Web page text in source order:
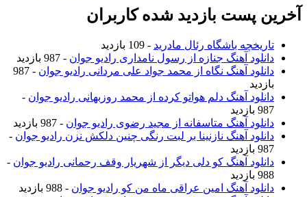
آخرین پست بازدید شده کاربران
تاریخچه باشگاه رئال مادرید - 109 بازدید
دانلود آهنگ جنازه از رسول نامداری رادیو جوان - 987 بازدید
دانلود آهنگ نگاه از محمد جواد علی مردانی رادیو جوان
- 987
بازدید
دانلود آهنگ دلم هواتو کرده از محمد روزبهانی رادیو جوان -
987 بازدید
دانلود آهنگ متاسفانه از مجید رضوی رادیو جوان - 987 بازدید
دانلود آهنگ نازنینا بر لبت رنگی چنین دلکش نزن رادیو جوان -
987 بازدید
دانلود آهنگ کو دلی دیگر از شهریار وقف رحمانی رادیو جوان -
988 بازدید
دانلود آهنگ امین عراقی ماه من کو رادیو جوان - 988 بازدید